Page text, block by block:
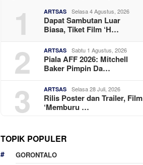
1 ARTSAS Selasa 4 Agustus, 2026
Dapat Sambutan Luar
Biasa, Tiket Film ‘H…
2 ARTSAS Sabtu 1 Agustus, 2026
Piala AFF 2026: Mitchell
Baker Pimpin Da…
3 ARTSAS Selasa 28 Juli, 2026
Rilis Poster dan Trailer, Film
‘Memburu …
TOPIK POPULER
GORONTALO